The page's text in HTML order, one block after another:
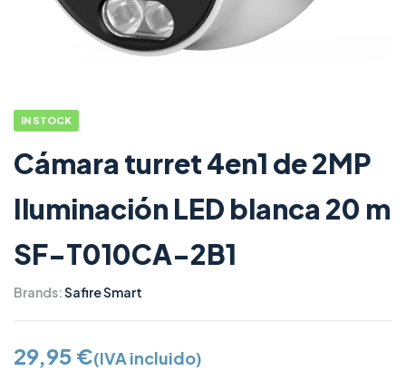
IN STOCK
Cámara turret 4en1 de 2MP
Iluminación LED blanca 20 m
SF-T010CA-2B1
Brands:Safire Smart
29,95 €(IVA incluido)